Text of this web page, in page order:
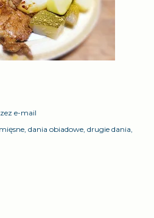
e-mail
dania obiadowe drugie dania